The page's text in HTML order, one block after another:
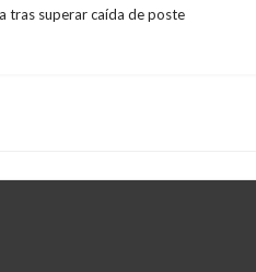
tras superar caída de poste